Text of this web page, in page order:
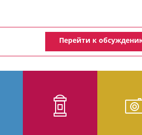
Перейти к